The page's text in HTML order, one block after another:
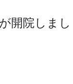
開院しまし